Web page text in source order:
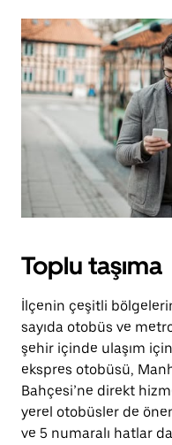
Toplu taşıma
İlçenin çeşitli
sayıda otobüs ve
şehir içinde ulaşım
ekspres otobüsü,
Bahçesi’ne direkt
yerel otobüsler de
ve 5 numaralı hatlar